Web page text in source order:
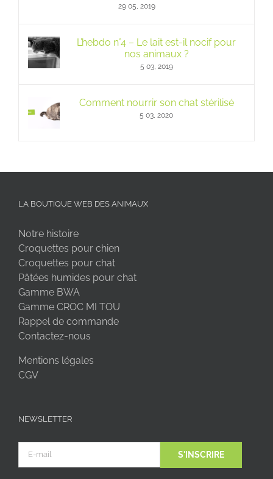
29 05, 2019
L’hebdo n°4 – Le lait est-il nocif pour
nos animaux ?
5 03, 2019
Comment nourrir son chat stérilisé
5 03, 2020
LA BOUTIQUE WEB DES ANIMAUX
Notre histoire
Croquettes pour chien
Croquettes pour chat
Pâtées humides pour chat
Gamme BWA
Gamme CROC MI TOU
Rappel de commande
Contactez-nous
Mentions légales
CGV
NEWSLETTER